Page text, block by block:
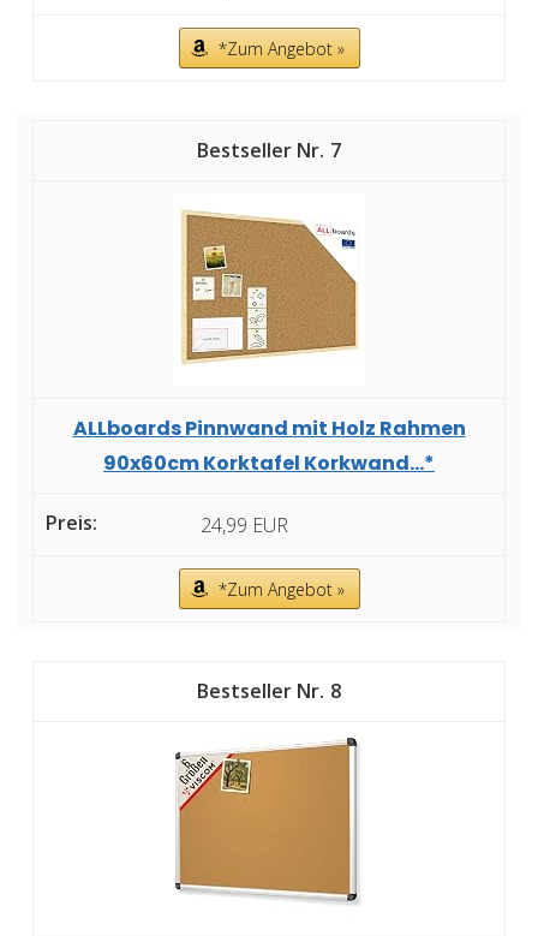
*Zum Angebot »
7
ALLboards Pinnwand mit Holz Rahmen
90x60cm Korktafel Korkwand...*
24,99 EUR
*Zum Angebot »
8